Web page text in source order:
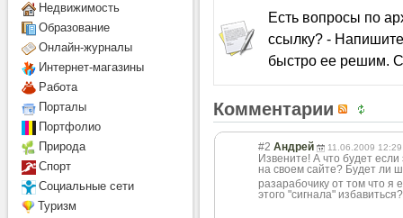
Есть вопросы по
ссылку? -
быстро ее решим.
Комментарии
#2 Андрей 11.06.2009 12:29
Извените! А что будет
на своем сайте? Будет ли
разарабочику от том что я
этого "сигнала"
Недвижимость
Образование
Онлайн-журналы
Интернет-магазины
Работа
Порталы
Портфолио
Природа
Спорт
Социальные сети
Туризм